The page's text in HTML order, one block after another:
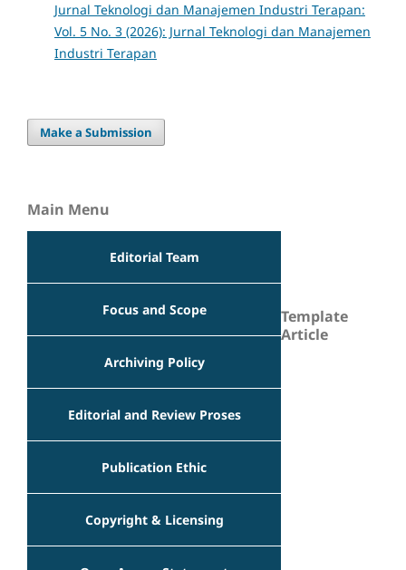
Jurnal Teknologi dan Manajemen Industri Terapan:
Vol. 5 No. 3 (2026): Jurnal Teknologi dan Manajemen
Industri Terapan
Make a Submission
Main Menu
Editorial Team
Focus and Scope
Archiving Policy
Editorial and Review Proses
Publication Ethic
Copyright & Licensing
Template
Article